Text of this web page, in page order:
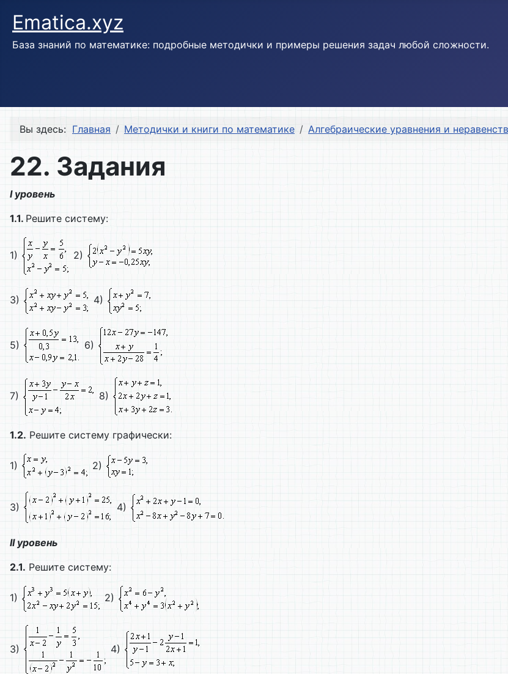
Ematica.xyz
База знаний по математике: подробные методички и примеры решения задач любой сложности.
Вы здесь: Главная Методички и книги по математике Алгебраические уравнения и
22. Задания
I уровень
1.1. Решите систему:
1) 2)
3) 4)
5) 6)
7) 8)
1.2. Решите систему графически:
1) 2)
3) 4)
II уровень
2.1. Решите систему:
1) 2)
3) 4)